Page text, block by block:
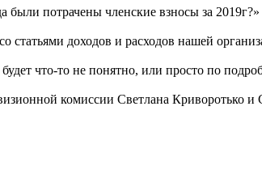
были потрачены членские взносы за 2019г?»
статьями доходов и расходов нашей
что-то не понятно, или просто по
комиссии Светлана Криворотько и